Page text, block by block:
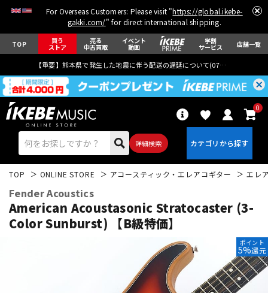
For Overseas Customers: Please visit "https://global.ikebe-
gakki.com/" for direct international shipping.
TOP 買う
ストア
売る
中古買取
イベント
動画
学割
サービス 店舗一覧
【重要】熊本県で発生した地震に伴う配送の遅延について(07月29日
詳細検索
0
アコギ/エレアコ
ウクレレ
TOP ONLINE STORE アコースティック・エレアコギター エレ
Fender Acoustics
American Acoustasonic Stratocaster (3-
Color Sunburst) 【B級特価】
ポイント
5%還元